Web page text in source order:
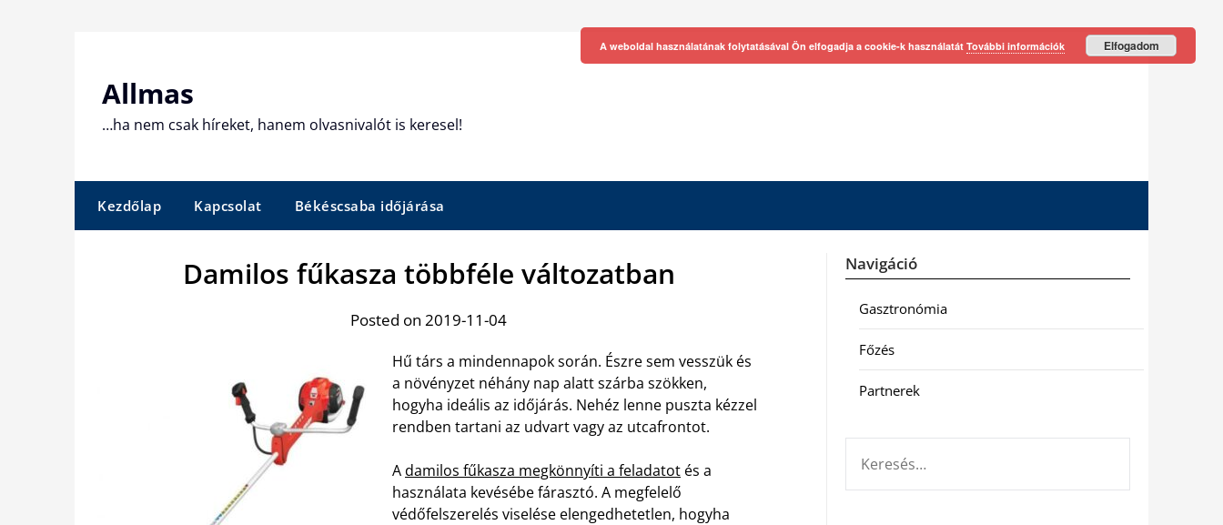
Allmas
…ha nem csak híreket, hanem olvasnivalót is keresel!
Kezdőlap Kapcsolat Békéscsaba időjárása
Damilos fűkasza többféle változatban
Posted on 2019-11-04
Hű társ a mindennapok során. Észre sem vesszük és
a növényzet néhány nap alatt szárba szökken,
hogyha ideális az időjárás. Nehéz lenne puszta kézzel
rendben tartani az udvart vagy az utcafrontot.
Adamilos fűkasza megkönnyíti a feladatot és a
használata kevésébe fárasztó. A megfelelő
védőfelszerelés viselése elengedhetetlen, hogyha
Navigáció
Gasztronómia
Főzés
Partnerek
A weboldal használatának folytatásával Ön elfogadja a cookie-k használatát További információk Elfogadom